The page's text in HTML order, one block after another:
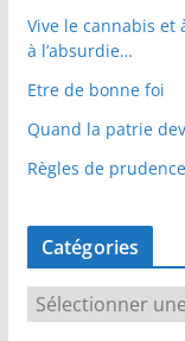
Vive le cannabis et
à l’absurdie…
Etre de bonne foi
Quand la patrie
Règles de
Catégories